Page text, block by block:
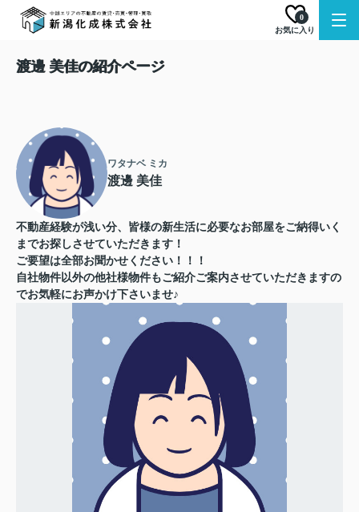
お気に入り
0
渡邊 美佳の紹介ページ
ワタナベ ミカ
渡邊 美佳
不動産経験が浅い分、皆様の新生活に必要なお部屋をご納得いく
までお探しさせていただきます！
ご要望は全部お聞かせください！！！
自社物件以外の他社様物件もご紹介ご案内させていただきますの
でお気軽にお声かけ下さいませ♪